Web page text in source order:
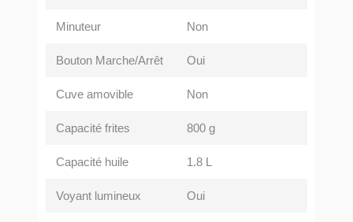
Minuteur Non
Bouton Marche/Arrêt Oui
Cuve amovible Non
Capacité frites 800 g
Capacité huile 1.8 L
Voyant lumineux Oui